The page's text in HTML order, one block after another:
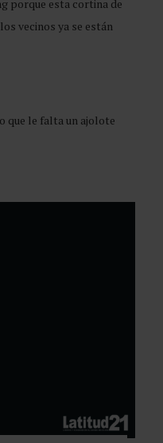
porque esta cortina de
vecinos ya se están
que le falta un ajolote